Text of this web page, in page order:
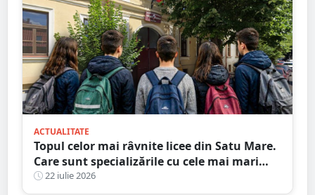
ACTUALITATE
Topul celor mai râvnite licee din Satu Mare.
Care sunt specializările cu cele mai mari
medii de intrare
22 iulie 2026